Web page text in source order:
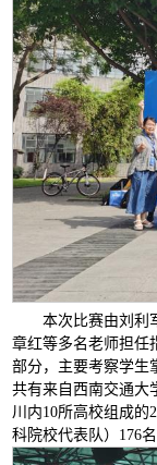
本次比赛由刘利
章红等多名老师担任
部分，主要考察学生
共有来自西南交通大
川内10所高校组成的
科院校代表队）176